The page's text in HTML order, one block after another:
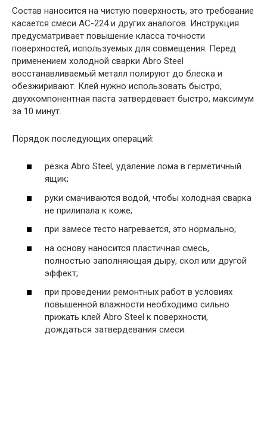
Состав наносится на чистую поверхность, это требование
касается смеси АС-224 и других аналогов. Инструкция
предусматривает повышение класса точности
поверхностей, используемых для совмещения. Перед
применением холодной сварки Abro Steel
восстанавливаемый металл полируют до блеска и
обезжиривают. Клей нужно использовать быстро,
двухкомпонентная паста затвердевает быстро, максимум
за 10 минут.
Порядок последующих операций:
резка Abro Steel, удаление лома в герметичный
ящик;
руки смачиваются водой, чтобы холодная сварка
не прилипала к коже;
при замесе тесто нагревается, это нормально;
на основу наносится пластичная смесь,
полностью заполняющая дыру, скол или другой
эффект;
при проведении ремонтных работ в условиях
повышенной влажности необходимо сильно
прижать клей Abro Steel к поверхности,
дождаться затвердевания смеси.